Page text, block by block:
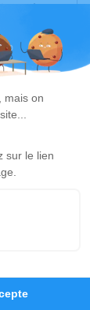
poèmes
dédié à